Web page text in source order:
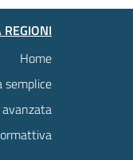
Home
semplice
avanzata